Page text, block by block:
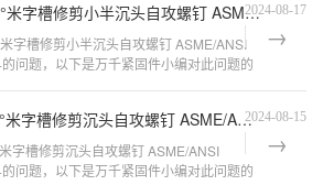
C牙80°米字槽修剪小半沉头自攻螺钉 ASME/ANSI B18.6.4
2024-08-17
字槽修剪小半沉头自攻螺钉 ASME/ANSI
问题，以下是万千紧固件小编对此问题的
A牙80°米字槽修剪沉头自攻螺钉 ASME/ANSI B18.6.42024-08-15
字槽修剪沉头自攻螺钉 ASME/ANSI
问题，以下是万千紧固件小编对此问题的